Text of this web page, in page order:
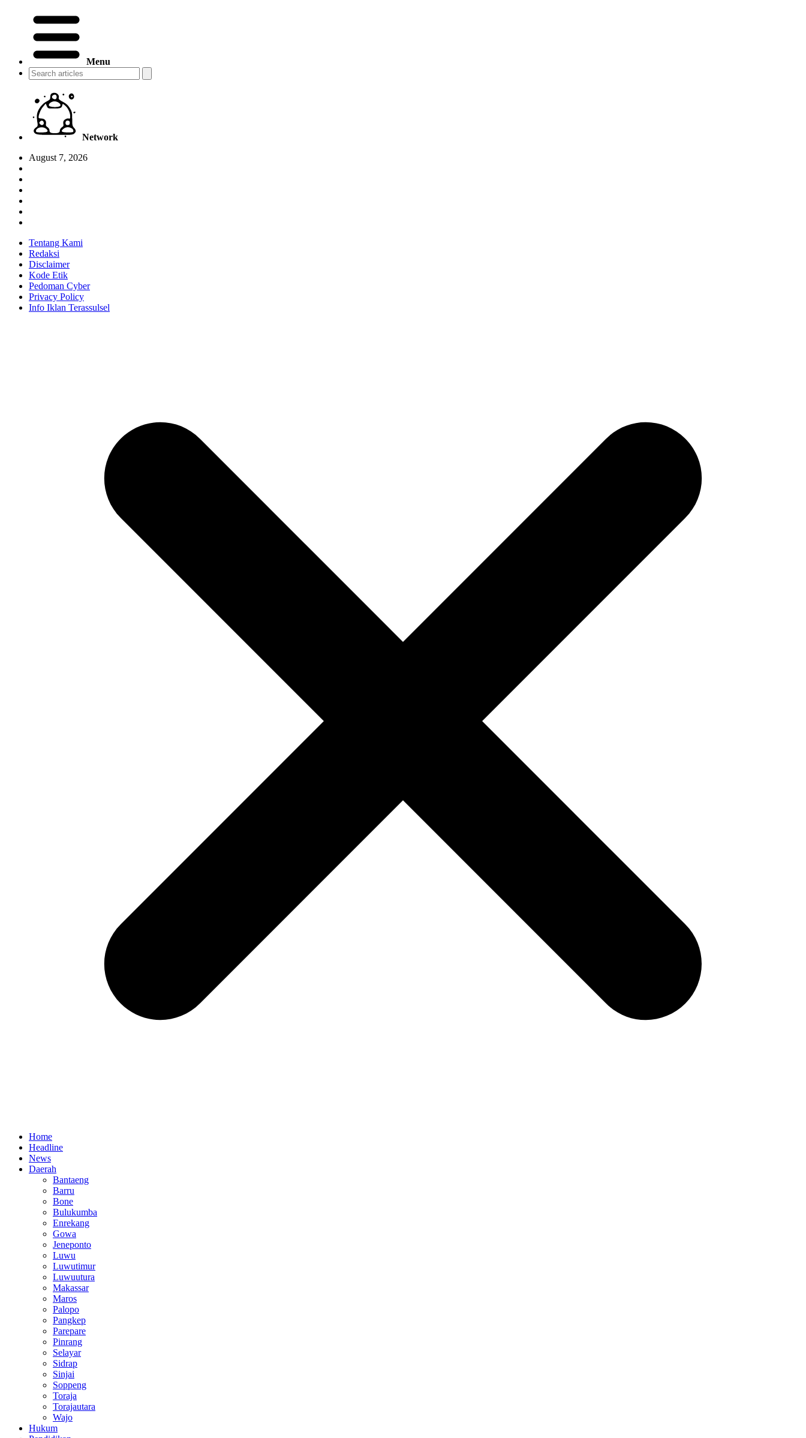
Menu
Network
August 7, 2026
Tentang Kami
Redaksi
Disclaimer
Kode Etik
Pedoman Cyber
Privacy Policy
Info Iklan Terassulsel
Home
Headline
News
Daerah
Bantaeng
Barru
Bone
Bulukumba
Enrekang
Gowa
Jeneponto
Luwu
Luwutimur
Luwuutura
Makassar
Maros
Palopo
Pangkep
Parepare
Pinrang
Selayar
Sidrap
Sinjai
Soppeng
Toraja
Torajautara
Wajo
Hukum